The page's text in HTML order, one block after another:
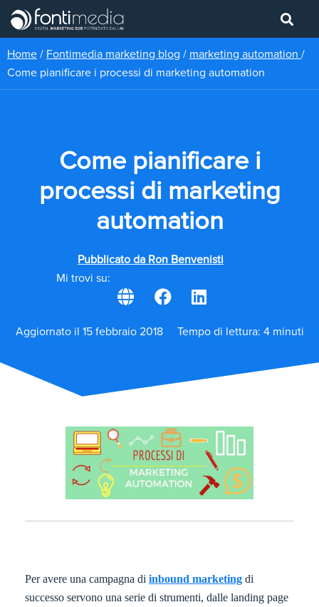
Home / Fontimedia marketing blog / marketing automation /
Come pianificare i processi di marketing automation
Come pianificare i
processi di marketing
automation
Pubblicato da Ron Benvenisti
Mi trovi su:
Aggiornato il 15 febbraio 2018 Tempo di lettura: 4 minuti
Per avere una campagna di inbound marketing di
successo servono una serie di strumenti, dalle landing page